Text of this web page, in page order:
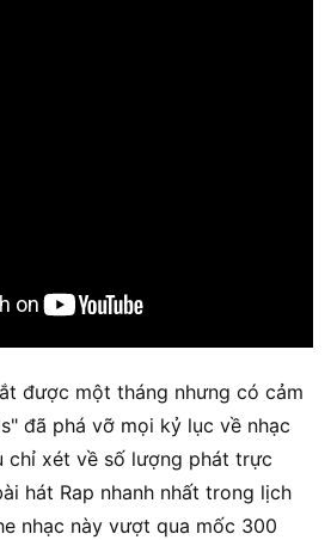
được một tháng nhưng có cảm
đã phá vỡ mọi kỷ lục về nhạc
chỉ xét về ​​số lượng phát trực
hát Rap nhanh nhất trong lịch
nhạc này vượt qua mốc 300